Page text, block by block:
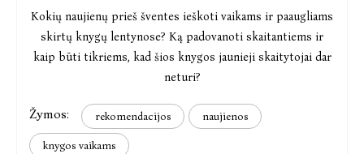
Kokių naujienų prieš šventes ieškoti vaikams ir paaugliams
skirtų knygų lentynose? Ką padovanoti skaitantiems ir
kaip būti tikriems, kad šios knygos jaunieji skaitytojai dar
neturi?
Žymos: rekomendacijos naujienos
knygos vaikams